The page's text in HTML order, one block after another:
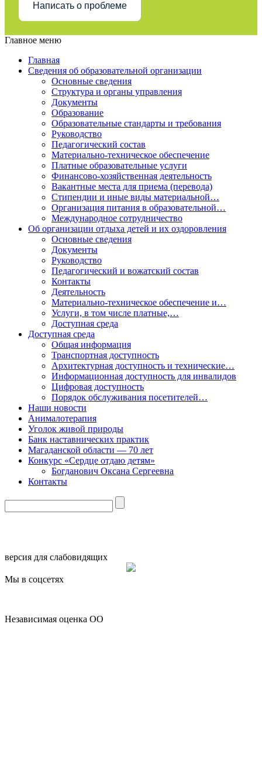
Написать о проблеме
Главное меню
Главная
Сведения об образовательной организации
Основные сведения
Структура и органы управления
Документы
Образование
Образовательные стандарты и требования
Руководство
Педагогический состав
Материально-техническое обеспечение
Платные образовательные услуги
Финансово-хозяйственная деятельность
Вакантные места для приема (перевода)
Стипендии и иные виды материальной…
Организация питания в образовательной…
Международное сотрудничество
Об организации отдыха детей и их оздоровления
Основные сведения
Документы
Руководство
Педагогический и вожатский состав
Контакты
Деятельность
Материально-техническое обеспечение и…
Услуги, в том числе платные,…
Доступная среда
Доступная среда
Общая информация
Транспортная доступность
Архитектурная доступность и технические…
Информационная доступность для инвалидов
Цифровая доступность
Порядок обслуживания посетителей…
Наши новости
Анималотерапия
Уголок живой природы
Банк наставнических практик
Магаданской области — 70 лет
Конкурс «Сердце отдаю детям»
Богданович Оксана Сергеевна
Контакты
версия для слабовидящих
Мы в соцсетях
Независимая оценка ОО